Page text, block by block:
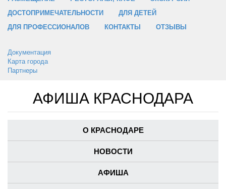
ДОСТОПРИМЕЧАТЕЛЬНОСТИ
ДЛЯ ДЕТЕЙ
ДЛЯ ПРОФЕССИОНАЛОВ
КОНТАКТЫ ОТЗЫВЫ
Документация
Карта города
Партнеры
АФИША КРАСНОДАРА
О КРАСНОДАРЕ
НОВОСТИ
АФИША